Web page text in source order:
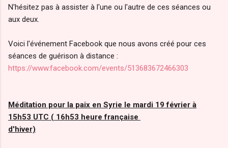
N'hésitez pas à assister à l'une ou l'autre de ces séances ou
aux deux.
Voici l'événement Facebook que nous avons créé pour ces
séances de guérison à distance :
https://www.facebook.com/events/513683672466303
Méditation pour la paix en Syrie le mardi 19 février à
15h53 UTC ( 16h53 heure française
d'hiver)